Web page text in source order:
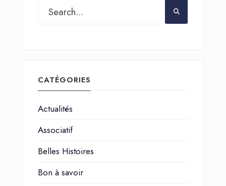
CATÉGORIES
Actualités
Associatif
Belles Histoires
Bon à savoir